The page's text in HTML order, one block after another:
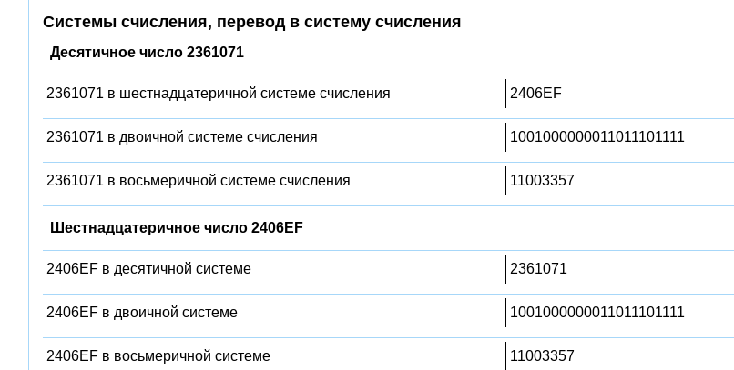
Системы счисления, перевод в систему счисления
Десятичное число 2361071
2361071 в шестнадцатеричной системе счисления 2406EF
2361071 в двоичной системе счисления 1001000000011011101111
2361071 в восьмеричной системе счисления 11003357
Шестнадцатеричное число 2406EF
2406EF в десятичной системе 2361071
2406EF в двоичной системе 1001000000011011101111
2406EF в восьмеричной системе 11003357